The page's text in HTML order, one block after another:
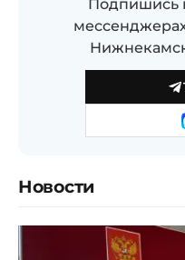
Подпишись
Новости